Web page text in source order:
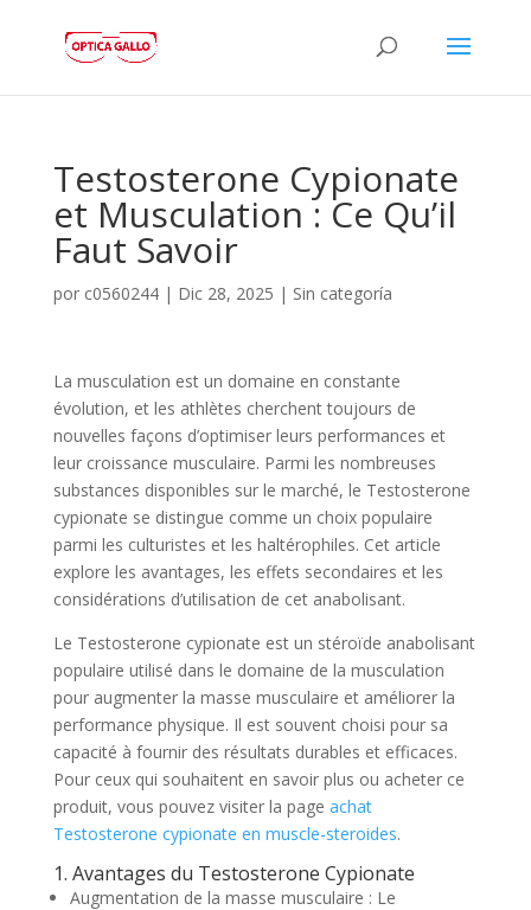
Testosterone Cypionate
et Musculation : Ce Qu’il
Faut Savoir
por c0560244| Dic 28, 2025 | Sin categoría
La musculation est un domaine en constante
évolution, et les athlètes cherchent toujours de
nouvelles façons d’optimiser leurs performances et
leur croissance musculaire. Parmi les nombreuses
substances disponibles sur le marché, le Testosterone
cypionate se distingue comme un choix populaire
parmi les culturistes et les haltérophiles. Cet article
explore les avantages, les effets secondaires et les
considérations d’utilisation de cet anabolisant.
Le Testosterone cypionate est un stéroïde anabolisant
populaire utilisé dans le domaine de la musculation
pour augmenter la masse musculaire et améliorer la
performance physique. Il est souvent choisi pour sa
capacité à fournir des résultats durables et efficaces.
Pour ceux qui souhaitent en savoir plus ou acheter ce
produit, vous pouvez visiter la page achat
Testosterone cypionate en muscle-steroides.
1. Avantages du Testosterone Cypionate
Augmentation de la masse musculaire : Le